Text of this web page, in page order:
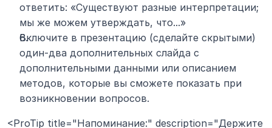
ответить: «Существуют разные интерпретации;
мы же можем утверждать, что...»
Включите в презентацию (сделайте скрытыми)
один-два дополнительных слайда с
дополнительными данными или описанием
методов, которые вы сможете показать при
возникновении вопросов.
<ProTip title="Напоминание:" description="Держите